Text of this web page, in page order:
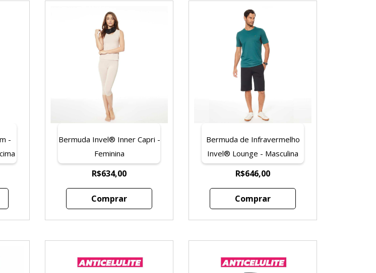
-
Bermuda Invel® Inner Capri -
Feminina
R$634,00
Comprar
Bermuda de Infravermelho
Invel® Lounge - Masculina
R$646,00
Comprar